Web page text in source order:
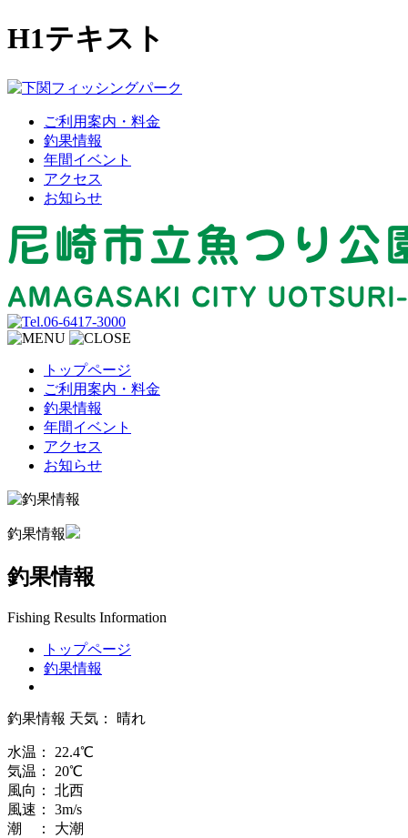
H1テキスト
ご利用案内・料金
釣果情報
年間イベント
アクセス
お知らせ
トップページ
ご利用案内・料金
釣果情報
年間イベント
アクセス
お知らせ
釣果情報
釣果情報
Fishing Results Information
トップページ
釣果情報
釣果情報 天気： 晴れ
水温： 22.4℃
気温： 20℃
風向： 北西
風速： 3m/s
潮 ： 大潮